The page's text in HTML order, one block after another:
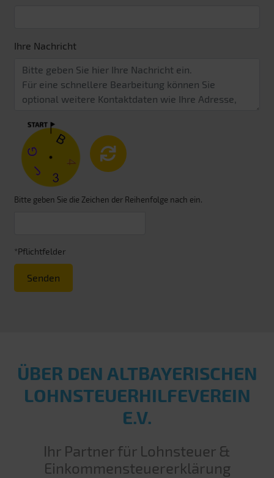
Ihre Nachricht
Bitte geben Sie die Zeichen der Reihenfolge nach ein.
*Pflichtfelder
Senden
ÜBER DEN ALT­BAYERISCHEN
LOHN­STEUER­HILFE­VEREIN
E.V.
Ihr Partner für Lohnsteuer &
Einkommensteuererklärung